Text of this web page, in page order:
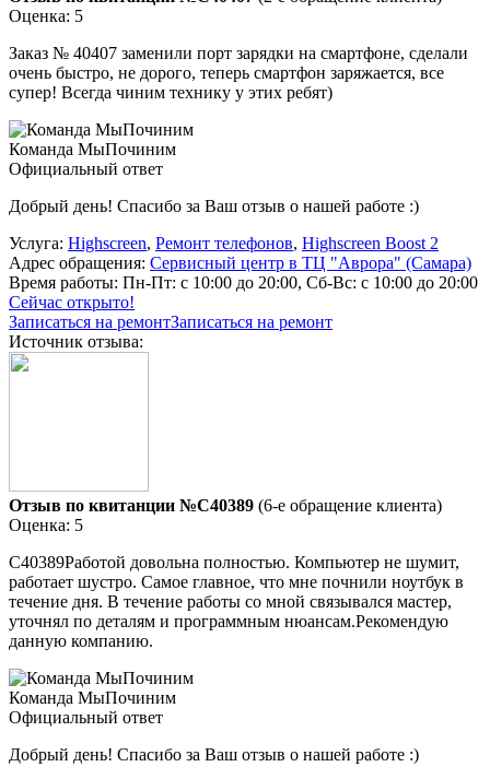
Оценка: 5
Заказ № 40407 заменили порт зарядки на смартфоне, сделали
очень быстро, не дорого, теперь смартфон заряжается, все
супер! Всегда чиним технику у этих ребят)
Команда МыПочиним
Официальный ответ
Добрый день! Спасибо за Ваш отзыв о нашей работе :)
Услуга: Highscreen, Ремонт телефонов, Highscreen Boost 2
Адрес обращения: Сервисный центр в ТЦ "Аврора" (Самара)
Время работы: Пн-Пт: с 10:00 до 20:00, Сб-Вс: с 10:00 до 20:00
Сейчас открыто!
Записаться на ремонтЗаписаться на ремонт
Источник отзыва:
Отзыв по квитанции №C40389 (6-е обращение клиента)
Оценка: 5
C40389Работой довольна полностью. Компьютер не шумит,
работает шустро. Самое главное, что мне почнили ноутбук в
течение дня. В течение работы со мной связывался мастер,
уточнял по деталям и программным нюансам.Рекомендую
данную компанию.
Команда МыПочиним
Официальный ответ
Добрый день! Спасибо за Ваш отзыв о нашей работе :)